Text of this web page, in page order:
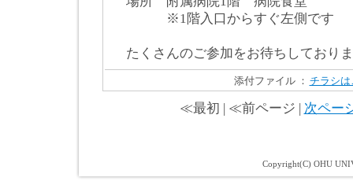
※1階入口からすぐ左側です
たくさんのご参加をお待ちしており
添付ファイル ： チラシは
≪最初 | ≪前ページ | 次ペー
Copyright(C) OHU